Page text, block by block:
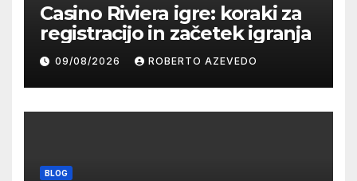
Casino Riviera igre: koraki za
registracijo in začetek igranja
09/08/2026 ROBERTO AZEVEDO
BLOG